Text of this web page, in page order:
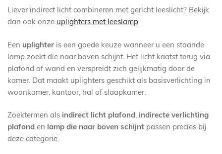
Liever indirect licht combineren met gericht leeslicht? Bekijk
dan ook onze uplighters met leeslamp.
Een uplighter is een goede keuze wanneer u een staande
lamp zoekt die naar boven schijnt. Het licht kaatst terug via
plafond of wand en verspreidt zich gelijkmatig door de
kamer. Dat maakt uplighters geschikt als basisverlichting in
woonkamer, kantoor, hal of slaapkamer.
Zoektermen als indirect licht plafond, indirecte verlichting
plafond en lamp die naar boven schijnt passen precies bij
deze categorie.